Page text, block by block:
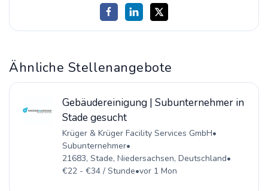
Ähnliche Stellenangebote
Gebäudereinigung | Subunternehmer in
Stade gesucht
Krüger & Krüger Facility Services GmbH•
Subunternehmer•
21683, Stade, Niedersachsen, Deutschland•
€22 - €34 / Stunde•vor 1 Mon